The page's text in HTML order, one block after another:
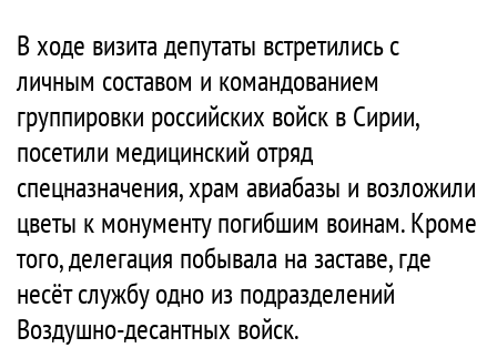
В ходе визита депутаты встретились с
личным составом и командованием
группировки российских войск в Сирии,
посетили медицинский отряд
спецназначения, храм авиабазы и возложили
цветы к монументу погибшим воинам. Кроме
того, делегация побывала на заставе, где
несёт службу одно из подразделений
Воздушно-десантных войск.